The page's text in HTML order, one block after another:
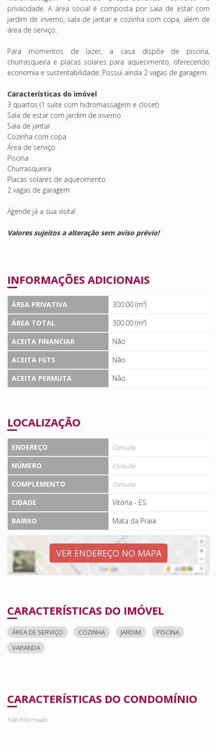
privacidade. A área social é composta por sala de estar com
jardim de inverno, sala de jantar e cozinha com copa, além de
área de serviço.
Para momentos de lazer, a casa dispõe de piscina,
churrasqueira e placas solares para aquecimento, oferecendo
economia e sustentabilidade. Possui ainda 2 vagas de garagem.
Características do imóvel
3 quartos (1 suíte com hidromassagem e closet)
Sala de estar com jardim de inverno
Sala de jantar
Cozinha com copa
Área de serviço
Piscina
Churrasqueira
Placas solares de aquecimento
2 vagas de garagem
Agende já a sua visita!
Valores sujeitos a alteração sem aviso prévio!
INFORMAÇÕES ADICIONAIS
ÁREA PRIVATIVA
300.00 (m²)
ÁREA TOTAL
300.00 (m²)
ACEITA FINANCIAR
Não
ACEITA FGTS
Não
ACEITA PERMUTA
Não
LOCALIZAÇÃO
ENDEREÇO Consulte
NÚMERO Consulte
COMPLEMENTO Consulte
CIDADE
Vitória - ES
BAIRRO
Mata da Praia
VER ENDEREÇO NO MAPA
CARACTERÍSTICAS DO IMÓVEL
ÁREA DE SERVIÇO COZINHA JARDIM
PISCINA
VARANDA
CARACTERÍSTICAS DO CONDOMÍNIO
Não Informado